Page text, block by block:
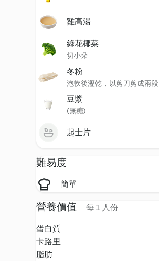
雞高湯
綠花椰菜
切小朵
冬粉
泡軟後瀝乾，以剪刀剪成兩段
豆漿
(無糖)
起士片
難易度
簡單
營養價值 每 1 人份
蛋白質
卡路里
脂肪